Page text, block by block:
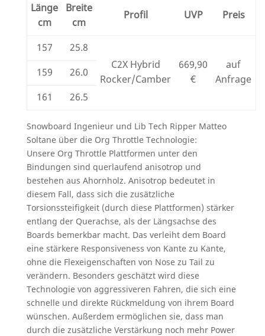
Länge
cm
Breite
cm
Profil UVP Preis
157
25.8
C2X Hybrid
Rocker/Camber
669,90
€
auf
Anfrage
159
26.0
161
26.5
Snowboard Ingenieur und Lib Tech Ripper Matteo
Soltane über die Org Throttle Technologie:
Unsere Org Throttle Plattformen unter den
Bindungen sind querlaufend anisotrop und
bestehen aus Ahornholz. Anisotrop bedeutet in
diesem Fall, dass sich die zusätzliche
Torsionssteifigkeit (durch diese Plattformen) stärker
entlang der Querachse, als der Längsachse des
Boards bemerkbar macht. Das verleiht dem Board
eine stärkere Responsiveness von Kante zu Kante,
ohne die Flexeigenschaften von Nose zu Tail zu
verändern. Besonders geschätzt wird diese
Technologie von aggressiveren Fahren, die sich eine
schnelle und direkte Rückmeldung von ihrem Board
wünschen. Außerdem ermöglichen sie, dass man
durch die zusätzliche Verstärkung noch mehr Power